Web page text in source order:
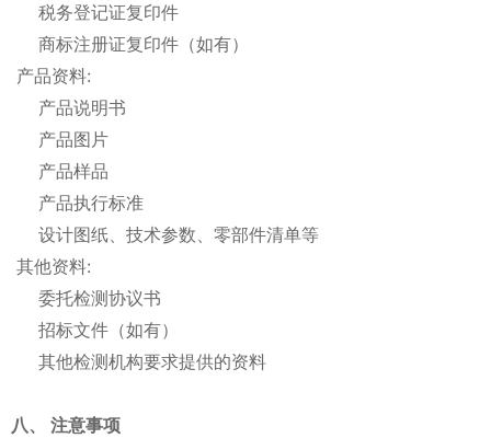
税务登记证复印件
商标注册证复印件（如有）
产品资料:
产品说明书
产品图片
产品样品
产品执行标准
设计图纸、技术参数、零部件清单等
其他资料:
委托检测协议书
招标文件（如有）
其他检测机构要求提供的资料
八、 注意事项